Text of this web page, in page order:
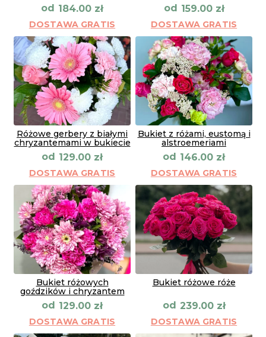
od 184.00 zł
DOSTAWA GRATIS
od 159.00 zł
DOSTAWA GRATIS
Różowe gerbery z białymi
chryzantemami w bukiecie
od 129.00 zł
DOSTAWA GRATIS
Bukiet z różami, eustomą i
alstroemeriami
od 146.00 zł
DOSTAWA GRATIS
Bukiet różowych
goździków i chryzantem
od 129.00 zł
DOSTAWA GRATIS
Bukiet różowe róże
od 239.00 zł
DOSTAWA GRATIS